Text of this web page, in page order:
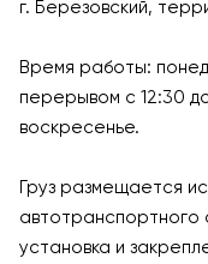
г. Березовский,
Время работы:
перерывом с 12:30
воскресенье.
Груз размещается
автотранспортного
установка и